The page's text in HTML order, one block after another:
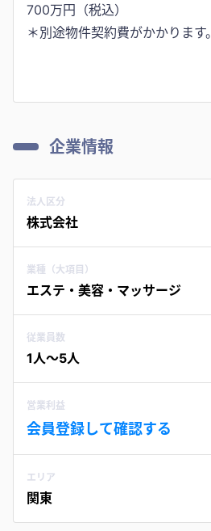
700万円（税込）
＊別途物件契約費がかかります。
企業情報
法人区分
株式会社
業種（大項目）
エステ・美容・マッサージ
従業員数
1人〜5人
営業利益
会員登録して確認する
エリア
関東